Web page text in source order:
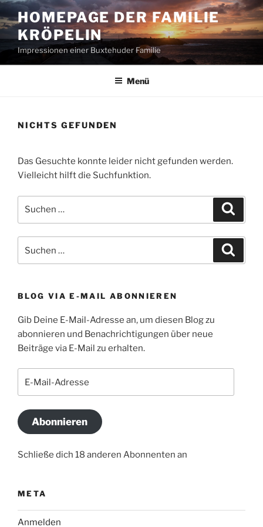
Zum
Inhalt
springen
HOMEPAGE DER FAMILIE
KRÖPELIN
Impressionen einer Buxtehuder Familie
Menü
NICHTS GEFUNDEN
Das Gesuchte konnte leider nicht gefunden werden.
Vielleicht hilft die Suchfunktion.
nach:
nach:
BLOG VIA E-MAIL ABONNIEREN
Gib Deine E-Mail-Adresse an, um diesen Blog zu
abonnieren und Benachrichtigungen über neue
Beiträge via E-Mail zu erhalten.
Mail-
Abonnieren
Schließe dich 18 anderen Abonnenten an
META
Anmelden